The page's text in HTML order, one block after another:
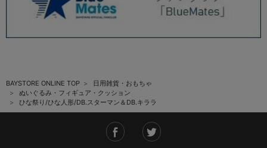
BAYSTORE ONLINE TOP
日用雑貨・おもちゃ
ぬいぐるみ・フィギュア・クッション
ひな祭り/ひな人形/DB.スターマン＆DB.キララ